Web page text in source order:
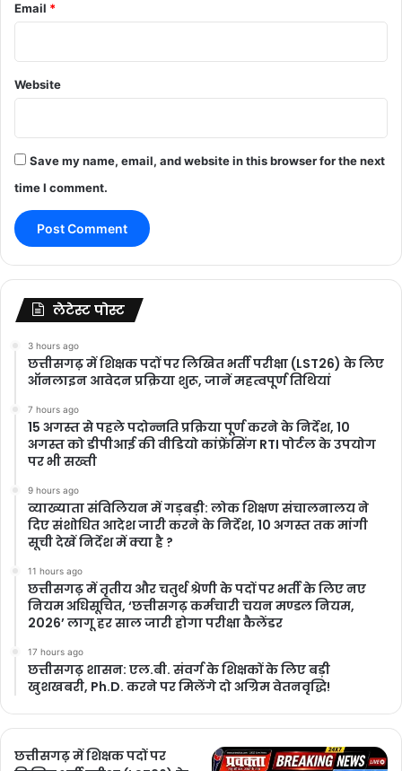
Email *
Website
Save my name, email, and website in this browser for the next
time I comment.
लेटेस्ट पोस्ट
3 hours ago
छत्तीसगढ़ में शिक्षक पदों पर लिखित भर्ती परीक्षा (LST26) के लिए
ऑनलाइन आवेदन प्रक्रिया शुरू, जानें महत्वपूर्ण तिथियां
7 hours ago
15 अगस्त से पहले पदोन्नति प्रक्रिया पूर्ण करने के निर्देश, 10
अगस्त को डीपीआई की वीडियो कांफ्रेंसिंग RTI पोर्टल के उपयोग
पर भी सख्ती
9 hours ago
​व्याख्याता संविलियन में गड़बड़ी: लोक शिक्षण संचालनालय ने
दिए संशोधित आदेश जारी करने के निर्देश, 10 अगस्त तक मांगी
सूची देखें निर्देश में क्या है ?
11 hours ago
छत्तीसगढ़ में तृतीय और चतुर्थ श्रेणी के पदों पर भर्ती के लिए नए
नियम अधिसूचित, ‘छत्तीसगढ़ कर्मचारी चयन मण्डल नियम,
2026’ लागू हर साल जारी होगा परीक्षा कैलेंडर
17 hours ago
छत्तीसगढ़ शासन: एल.बी. संवर्ग के शिक्षकों के लिए बड़ी
खुशखबरी, Ph.D. करने पर मिलेंगे दो अग्रिम वेतनवृद्धि!
छत्तीसगढ़ में शिक्षक पदों पर